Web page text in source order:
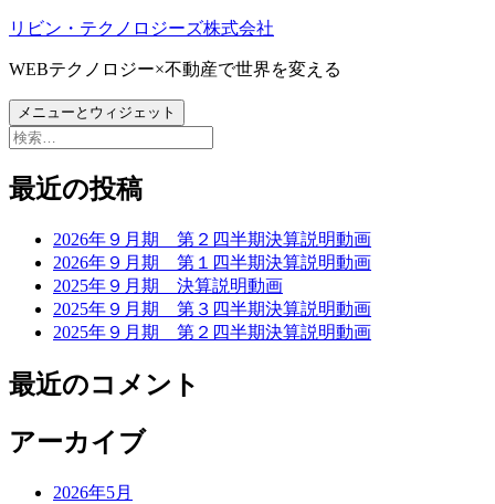
コ
テ
ン
ツ
へ
キ
リビン・テクノロジーズ株式会社
WEBテクノロジー×不動産で世界を変える
メニューとウィジェット
検
最近の投稿
2026年９月期 第２四半期決算説明動画
2026年９月期 第１四半期決算説明動画
2025年９月期 決算説明動画
2025年９月期 第３四半期決算説明動画
2025年９月期 第２四半期決算説明動画
最近のコメント
アーカイブ
2026年5月